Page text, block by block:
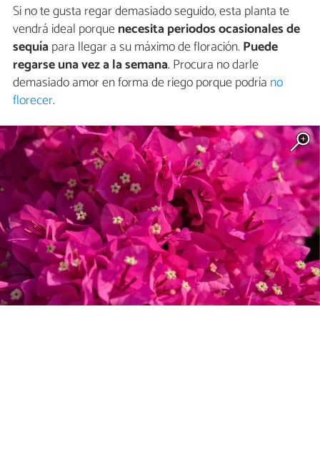
Si no te gusta regar demasiado seguido, esta planta te
vendrá ideal porquenecesita periodos ocasionales de
sequíapara llegar a su máximo de floración. Puede
regarse una vez a la semana. Procura no darle
demasiado amor en forma de riego porque podría no
florecer.